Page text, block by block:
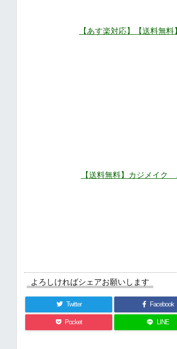
【あす楽対応】【送料無
【送料無料】カジメイ
よろしければシェアお願いします
Twitter Facebook
Pocket LINE